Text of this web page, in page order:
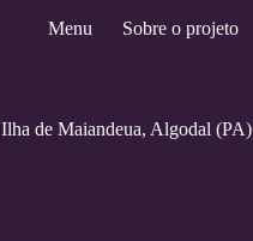
Menu Sobre o projeto
Ilha de Maiandeua, Algodal (PA)